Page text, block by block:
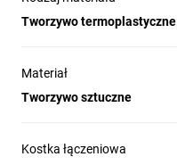
Tworzywo termoplastyczne
Materiał
Tworzywo sztuczne
Kostka łączeniowa